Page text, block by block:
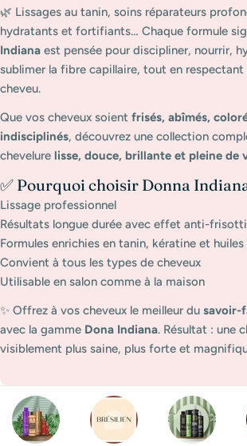
🌿 Lissages au tanin, soins réparateurs
hydratants et fortifiants… Chaque formule
Indiana est pensée pour discipliner, nourrir,
sublimer la fibre capillaire, tout en respectant
cheveu.
Que vos cheveux soient frisés, abîmés,
indisciplinés, découvrez une collection
chevelure lisse, douce, brillante et pleine de
✅ Pourquoi choisir Donna
Lissage professionnel
Résultats longue durée avec effet anti-
Formules enrichies en tanin, kératine et huiles
Convient à tous les types de cheveux
Utilisable en salon comme à la maison
✨ Offrez à vos cheveux le meilleur du savoir-
avec la gamme Dona Indiana. Résultat : une
visiblement plus saine, plus forte et